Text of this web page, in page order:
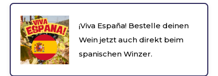
¡Viva España! Bestelle deinen
Wein jetzt auch direkt beim
spanischen Winzer.